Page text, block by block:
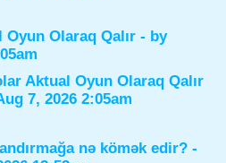
Olaraq Qalır - by
Aktual Oyun Olaraq Qalır
7, 2026 2:05am
nə kömək edir? -